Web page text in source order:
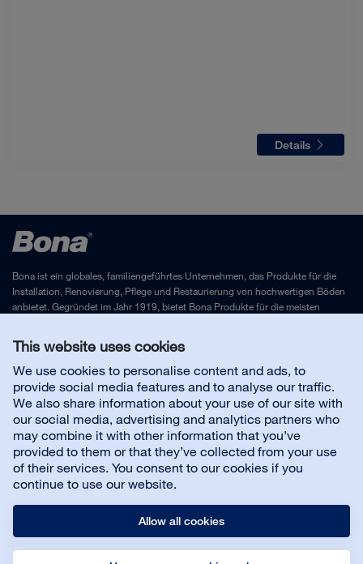
This website uses cookies
We use cookies to personalise content and ads, to
provide social media features and to analyse our traffic.
We also share information about your use of our site with
our social media, advertising and analytics partners who
may combine it with other information that you’ve
provided to them or that they’ve collected from your use
of their services. You consent to our cookies if you
continue to use our website.
Allow all cookies
Details
Bona ist ein globales, familiengeführtes Unternehmen, das Produkte für die
Installation, Renovierung, Pflege und Restaurierung von hochwertigen Böden
anbietet. Gegründet im Jahr 1919, bietet Bona Produkte für die meisten
Impressum undDatenschutzrichtlinie
Kontakt
Kundenservice
Karriere bei Bona